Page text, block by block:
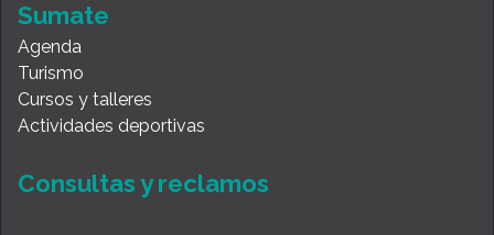
Sumate
Agenda
Turismo
Cursos y talleres
Actividades deportivas
Consultas y reclamos